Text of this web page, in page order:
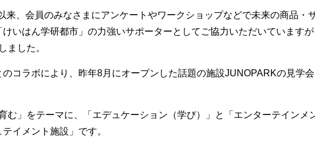
来、会員のみなさまにアンケートやワークショップなどで未来の商品・
いはん学研都市」の力強いサポーターとしてご協力いただいています
ました。
コラボにより、昨年8月にオープンした話題の施設JUNOPARKの見学
む」をテーマに、「エデュケーション（学び）」と「エンターテインメ
イメント施設」です。